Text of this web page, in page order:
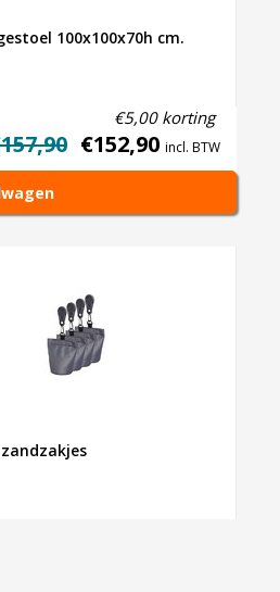
100x100x70h cm.
€5,00 korting
€152,90 incl. BTW